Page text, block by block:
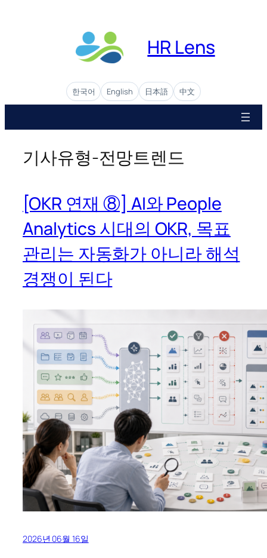
가
HR Lens
한국어 English 日本語 中文
기사유형-전망트렌드
[OKR 연재 ⑧] AI와 People
Analytics 시대의 OKR, 목표
관리는 자동화가 아니라 해석
경쟁이 된다
2026년 06월 16일